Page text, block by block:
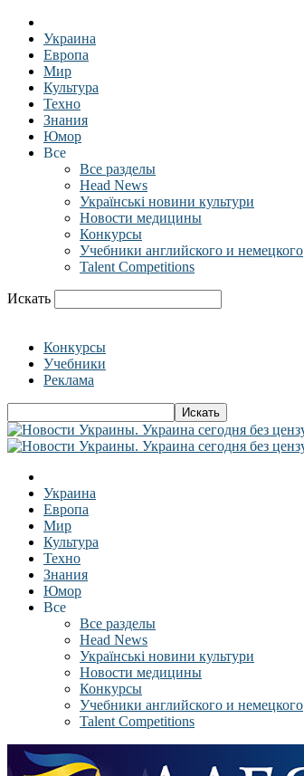
Украина
Европа
Мир
Культура
Техно
Знания
Юмор
Все
Все разделы
Head News
Українські новини культури
Новости медицины
Конкурсы
Учебники английского и немецкого
Talent Competitions
Искать
Конкурсы
Учебники
Реклама
Украина
Европа
Мир
Культура
Техно
Знания
Юмор
Все
Все разделы
Head News
Українські новини культури
Новости медицины
Конкурсы
Учебники английского и немецкого
Talent Competitions